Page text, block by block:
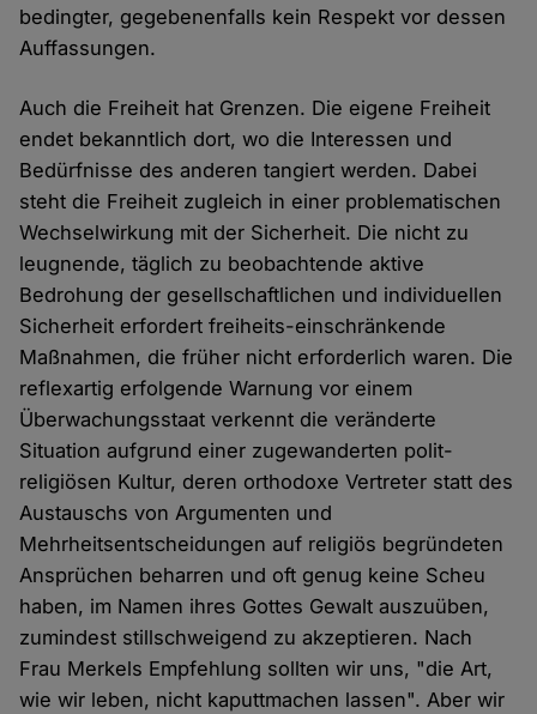
bedingter, gegebenenfalls kein Respekt vor dessen
Auffassungen.
Auch die Freiheit hat Grenzen. Die eigene Freiheit
endet bekanntlich dort, wo die Interessen und
Bedürfnisse des anderen tangiert werden. Dabei
steht die Freiheit zugleich in einer problematischen
Wechselwirkung mit der Sicherheit. Die nicht zu
leugnende, täglich zu beobachtende aktive
Bedrohung der gesellschaftlichen und individuellen
Sicherheit erfordert freiheits-einschränkende
Maßnahmen, die früher nicht erforderlich waren. Die
reflexartig erfolgende Warnung vor einem
Überwachungsstaat verkennt die veränderte
Situation aufgrund einer zugewanderten polit-
religiösen Kultur, deren orthodoxe Vertreter statt des
Austauschs von Argumenten und
Mehrheitsentscheidungen auf religiös begründeten
Ansprüchen beharren und oft genug keine Scheu
haben, im Namen ihres Gottes Gewalt auszuüben,
zumindest stillschweigend zu akzeptieren. Nach
Frau Merkels Empfehlung sollten wir uns, "die Art,
wie wir leben, nicht kaputtmachen lassen". Aber wir